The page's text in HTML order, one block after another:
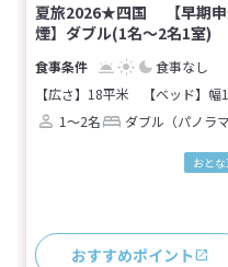
夏旅2026★四国 【早期申
煙】ダブル(1名～2名1室)
食事なし
【広さ】18平米
【ベッド】
1～2名
ダブル（パノラマ
おと
おすすめポイント